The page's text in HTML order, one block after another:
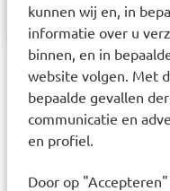
kunnen wij en, in
informatie over u
binnen, en in
website volgen. Met
bepaalde gevallen
communicatie en
en profiel.
Door op
Laatst bekeken